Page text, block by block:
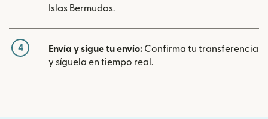
Islas Bermudas.
4 Envía y sigue tu envío: Confirma tu transferencia
y síguela en tiempo real.